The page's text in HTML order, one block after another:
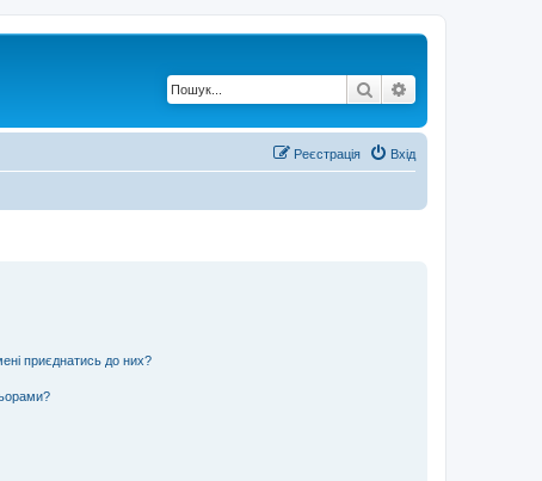
Пошук
Вхід
Реєстрація
приєднатись до них?